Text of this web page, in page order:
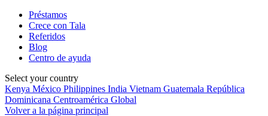
Préstamos
Crece con Tala
Referidos
Blog
Centro de ayuda
Select your country
Kenya México Philippines India Vietnam Guatemala República
Dominicana Centroamérica Global
Volver a la página principal